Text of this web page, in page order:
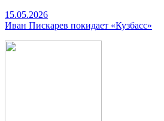
15.05.2026
Иван Пискарев покидает «Кузбасс»